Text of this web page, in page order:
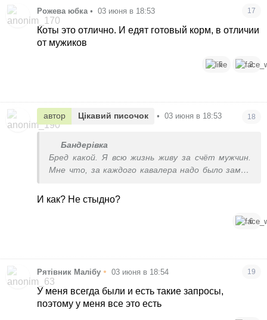
Рожева юбка • 03 июня в 18:53 17
Коты это отлично. И едят готовый корм, в отличии
от мужиков
6 2
автор Цікавий писочок • 03 июня в 18:53 18
Бандерівка
Бред какой. Я всю жизнь живу за счёт мужчин.
Мне что, за каждого кавалера надо было замуж
оплачивает?
И как? Не стыдно?
6
Рятівник Малібу • 03 июня в 18:54 19
У меня всегда были и есть такие запросы,
поэтому у меня все это есть